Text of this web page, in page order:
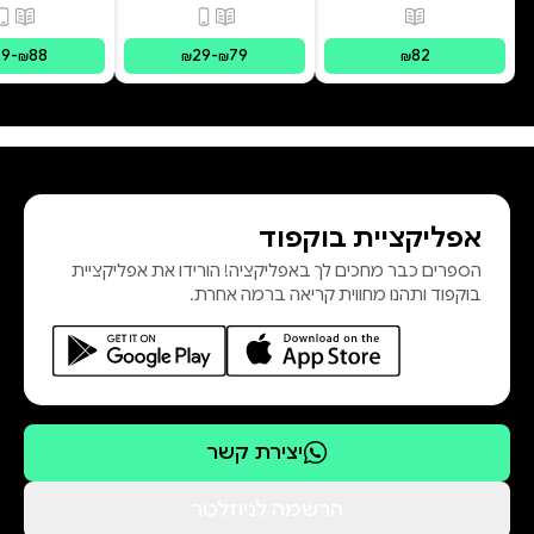
פורמטים זמינים מודפס
₪82
פורמטים זמינים
מודפס,
₪29-₪79
-₪88
אפליקציית בוקפוד
הספרים כבר מחכים לך באפליקציה! הורידו את אפליקציית
בוקפוד ותהנו מחווית קריאה ברמה אחרת.
יצירת קשר